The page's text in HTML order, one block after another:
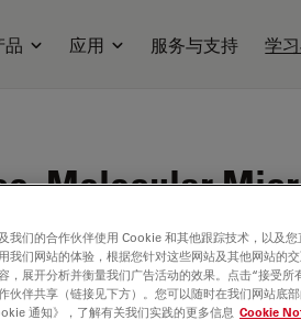
品 应用 服务与支持 学
Molecular
我们的合作伙伴使用 Cookie 和其他跟踪技术，以及
我们网站的体验，根据您针对这些网站及其他网站的
，展开分析并衡量我们广告活动的效果。点击“接受
伙伴共享（链接见下方）。您可以随时在我们网站底
通知》，了解有关我们实践的更多信息 Cookie